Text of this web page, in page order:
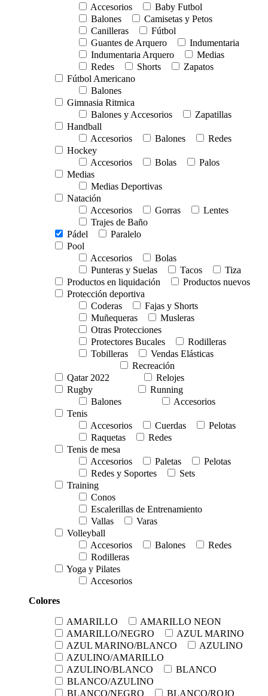
Accesorios
Baby Futbol
Balones
Camisetas y Petos
Canilleras
Fútbol
Guantes de Arquero
Indumentaria
Indumentaria Arquero
Medias
Redes
Shorts
Zapatos
Fútbol Americano
Balones
Gimnasia Ritmica
Balones y Accesorios
Zapatillas
Handball
Accesorios
Balones
Redes
Hockey
Accesorios
Bolas
Palos
Medias
Medias Deportivas
Natación
Accesorios
Gorras
Lentes
Trajes de Baño
Pádel
Paralelo
Pool
Accesorios
Bolas
Punteras y Suelas
Tacos
Tiza
Productos en liquidación
Productos nuevos
Protección deportiva
Coderas
Fajas y Shorts
Muñequeras
Musleras
Otras Protecciones
Protectores Bucales
Rodilleras
Tobilleras
Vendas Elásticas
Qatar 2022
Recreación
Relojes
Rugby
Balones
Running
Accesorios
Tenis
Accesorios
Cuerdas
Pelotas
Raquetas
Redes
Tenis de mesa
Accesorios
Paletas
Pelotas
Redes y Soportes
Sets
Training
Conos
Escalerillas de Entrenamiento
Vallas
Varas
Volleyball
Accesorios
Balones
Redes
Rodilleras
Yoga y Pilates
Accesorios
Colores
AMARILLO
AMARILLO NEON
AMARILLO/NEGRO
AZUL MARINO
AZUL MARINO/BLANCO
AZULINO
AZULINO/AMARILLO
AZULINO/BLANCO
BLANCO
BLANCO/AZULINO
BLANCO/NEGRO
BLANCO/ROJO